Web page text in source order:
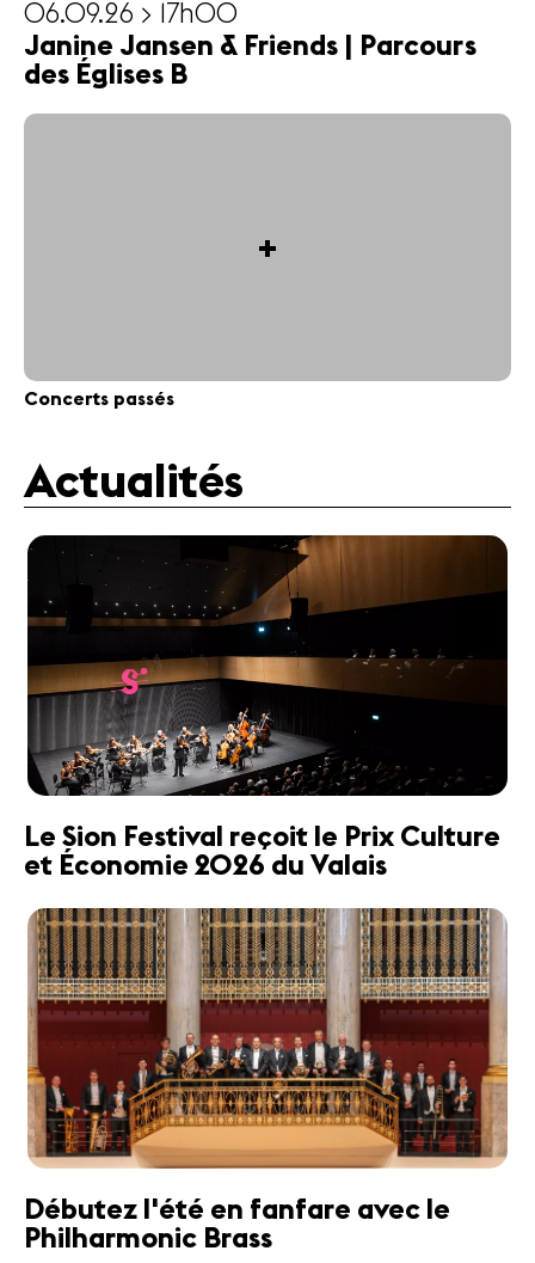
06.09.26 > 17h00
Janine Jansen & Friends | Parcours
des Églises B
+
Concerts passés
Actualités
Le Sion Festival reçoit le Prix Culture
et Économie 2026 du Valais
Débutez l'été en fanfare avec le
Philharmonic Brass